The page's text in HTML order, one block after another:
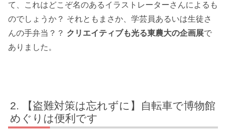
て、これはどこぞ名のあるイラストレーターさんによるも
のでしょうか？ それともまさか、学芸員あるいは生徒さ
んの手弁当？？ クリエイティブも光る東農大の企画展で
ありました。
【盗難対策は忘れずに】自転車で博物館
めぐりは便利です